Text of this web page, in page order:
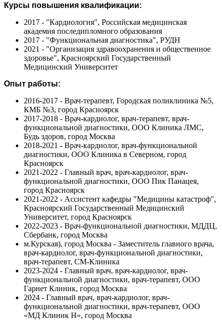
Курсы повышения квалификации:
2017 - "Кардиология", Российская медицинская
академия последипломного образования
2017 - "Функциональная диагностика", РУДН
2021 - "Организация здравоохранения и общественное
здоровье", Красноярский Государственный
Медицинский Университет
Опыт работы:
2016-2017 - Врач-терапевт, Городская поликлиника №5,
КМБ №3, город Красноярск
2017-2018 - Врач-кардиолог, врач-терапевт, врач-
функциональной диагностики, ООО Клиника ЛМС,
Будь здоров, город Москва
2018-2021 - Врач-кардиолог, врач-функциональной
диагностики, ООО Клиника в Северном, город
Красноярск
2021-2022 - Главный врач, врач-кардиолог, врач-
функциональной диагностики, ООО Пик Панацея,
город Красноярск
2021-2022 - Ассистент кафедры "Медицины катастроф",
Красноярский Государственный Медицинский
Университет, город Красноярск
2022-2023 - Врач-функциональной диагностики, МДДЦ,
Сбербанк, город Москва
м.Курская), город Москва - Заместитель главного врача,
врач-кардиолог, врач-функциональной диагностики,
врач-терапевт, СМ-Клиника
2023-2024 - Главный врач, врач-кардиолог, врач-
функциональной диагностики, врач-терапевт, ООО
Гарнет Клиник, город Москва
2024 - Главный врач, врач-кардиолог, врач-
функциональной диагностики, врач-терапевт, ООО
«МД Клиник Н», город Москва